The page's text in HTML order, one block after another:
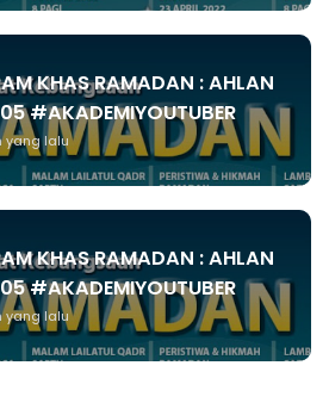
KHAS RAMADAN : AHLAN
#AKADEMIYOUTUBER
yang lalu
KHAS RAMADAN : AHLAN
#AKADEMIYOUTUBER
yang lalu